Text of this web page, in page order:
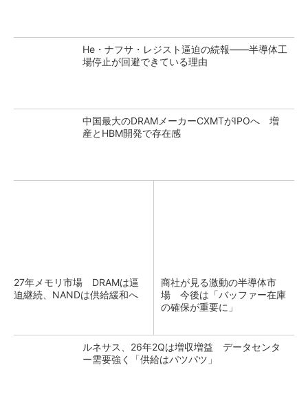
He・ナフサ・レジスト逼迫の続報――半導体工
場停止が回避できている理由
中国最大のDRAMメーカーCXMTがIPOへ 増
産とHBM開発で存在感
27年メモリ市場 DRAMは逼
迫継続、NANDは供給緩和へ
商社が見る激動の半導体市
場 今後は「バッファー在庫
の確保が重要に」
ルネサス、26年2Qは増収増益 データセンタ
ー需要強く「供給はパツパツ」